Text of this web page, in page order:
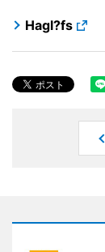
Hagl?fs